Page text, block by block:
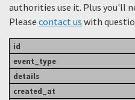
authorities use it. Plus you'll
Please contact us with